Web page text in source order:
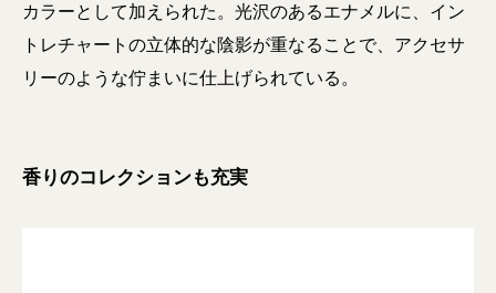
カラーとして加えられた。光沢のあるエナメルに、イン
トレチャートの立体的な陰影が重なることで、アクセサ
リーのような佇まいに仕上げられている。
香りのコレクションも充実